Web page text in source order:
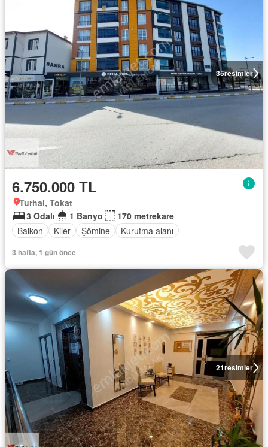
35resimler
6.750.000 TL
Turhal, Tokat
3 Odalı
1 Banyo
170 metrekare
Balkon
Kiler Şömine Kurutma alanı
3 hafta, 1 gün önce
21resimler